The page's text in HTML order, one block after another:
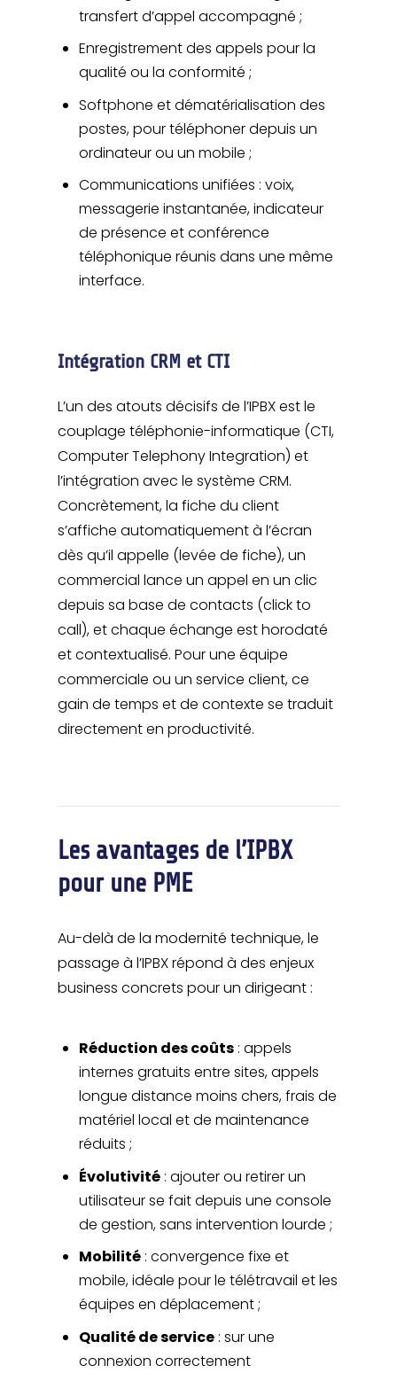
transfert d’appel accompagné ;
Enregistrement des appels pour la
qualité ou la conformité ;
Softphone et dématérialisation des
postes, pour téléphoner depuis un
ordinateur ou un mobile ;
Communications unifiées : voix,
messagerie instantanée, indicateur
de présence et conférence
téléphonique réunis dans une même
interface.
Intégration CRM et CTI
L’un des atouts décisifs de l’IPBX est le
couplage téléphonie-informatique (CTI,
Computer Telephony Integration) et
l’intégration avec le système CRM.
Concrètement, la fiche du client
s’affiche automatiquement à l’écran
dès qu’il appelle (levée de fiche), un
commercial lance un appel en un clic
depuis sa base de contacts (click to
call), et chaque échange est horodaté
et contextualisé. Pour une équipe
commerciale ou un service client, ce
gain de temps et de contexte se traduit
directement en productivité.
Les avantages de l’IPBX
pour une PME
Au-delà de la modernité technique, le
passage à l’IPBX répond à des enjeux
business concrets pour un dirigeant :
Réduction des coûts: appels
internes gratuits entre sites, appels
longue distance moins chers, frais de
matériel local et de maintenance
réduits ;
Évolutivité: ajouter ou retirer un
utilisateur se fait depuis une console
de gestion, sans intervention lourde ;
Mobilité: convergence fixe et
mobile, idéale pour le télétravail et les
équipes en déplacement ;
Qualité de service: sur une
connexion correctement